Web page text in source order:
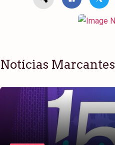
Notícias Marcantes